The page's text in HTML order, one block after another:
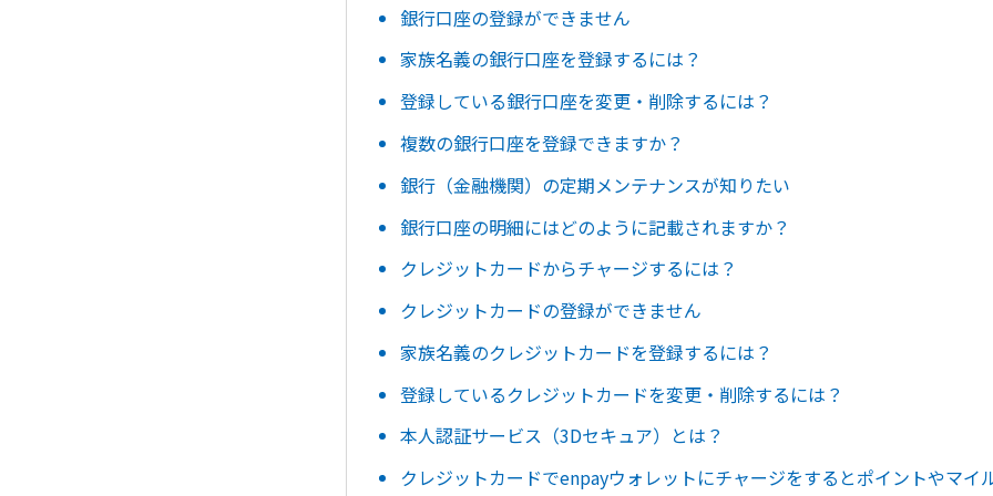
銀行口座の登録ができません
家族名義の銀行口座を登録するには？
登録している銀行口座を変更・削除するには？
複数の銀行口座を登録できますか？
銀行（金融機関）の定期メンテナンスが知りたい
銀行口座の明細にはどのように記載されますか？
クレジットカードからチャージするには？
クレジットカードの登録ができません
家族名義のクレジットカードを登録するには？
登録しているクレジットカードを変更・削除するには？
本人認証サービス（3Dセキュア）とは？
クレジットカードでenpayウォレットにチャージをするとポイントやマイ